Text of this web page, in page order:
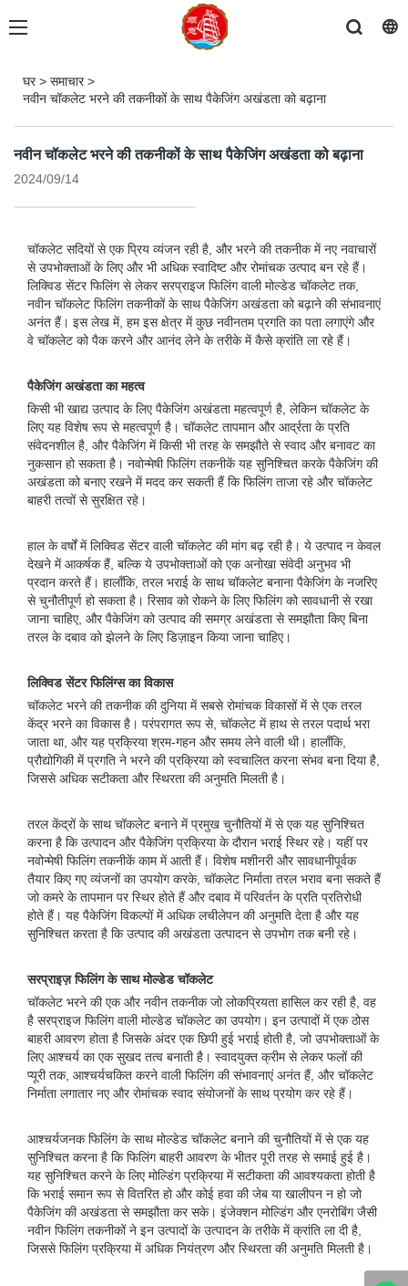
घर> समाचार>
नवीन चॉकलेट भरने की तकनीकों के साथ पैकेजिंग अखंडता को बढ़ाना
नवीन चॉकलेट भरने की तकनीकों के साथ पैकेजिंग अखंडता को बढ़ाना
2024/09/14
चॉकलेट सदियों से एक प्रिय व्यंजन रही है, और भरने की तकनीक में नए नवाचारों
से उपभोक्ताओं के लिए और भी अधिक स्वादिष्ट और रोमांचक उत्पाद बन रहे हैं।
लिक्विड सेंटर फिलिंग से लेकर सरप्राइज फिलिंग वाली मोल्डेड चॉकलेट तक,
नवीन चॉकलेट फिलिंग तकनीकों के साथ पैकेजिंग अखंडता को बढ़ाने की संभावनाएं
अनंत हैं। इस लेख में, हम इस क्षेत्र में कुछ नवीनतम प्रगति का पता लगाएंगे और
वे चॉकलेट को पैक करने और आनंद लेने के तरीके में कैसे क्रांति ला रहे हैं।
पैकेजिंग अखंडता का महत्व
किसी भी खाद्य उत्पाद के लिए पैकेजिंग अखंडता महत्वपूर्ण है, लेकिन चॉकलेट के
लिए यह विशेष रूप से महत्वपूर्ण है। चॉकलेट तापमान और आर्द्रता के प्रति
संवेदनशील है, और पैकेजिंग में किसी भी तरह के समझौते से स्वाद और बनावट का
नुकसान हो सकता है। नवोन्मेषी फिलिंग तकनीकें यह सुनिश्चित करके पैकेजिंग की
अखंडता को बनाए रखने में मदद कर सकती हैं कि फिलिंग ताजा रहे और चॉकलेट
बाहरी तत्वों से सुरक्षित रहे।
हाल के वर्षों में लिक्विड सेंटर वाली चॉकलेट की मांग बढ़ रही है। ये उत्पाद न केवल
देखने में आकर्षक हैं, बल्कि ये उपभोक्ताओं को एक अनोखा संवेदी अनुभव भी
प्रदान करते हैं। हालाँकि, तरल भराई के साथ चॉकलेट बनाना पैकेजिंग के नजरिए
से चुनौतीपूर्ण हो सकता है। रिसाव को रोकने के लिए फिलिंग को सावधानी से रखा
जाना चाहिए, और पैकेजिंग को उत्पाद की समग्र अखंडता से समझौता किए बिना
तरल के दबाव को झेलने के लिए डिज़ाइन किया जाना चाहिए।
लिक्विड सेंटर फिलिंग्स का विकास
चॉकलेट भरने की तकनीक की दुनिया में सबसे रोमांचक विकासों में से एक तरल
केंद्र भरने का विकास है। परंपरागत रूप से, चॉकलेट में हाथ से तरल पदार्थ भरा
जाता था, और यह प्रक्रिया श्रम-गहन और समय लेने वाली थी। हालाँकि,
प्रौद्योगिकी में प्रगति ने भरने की प्रक्रिया को स्वचालित करना संभव बना दिया है,
जिससे अधिक सटीकता और स्थिरता की अनुमति मिलती है।
तरल केंद्रों के साथ चॉकलेट बनाने में प्रमुख चुनौतियों में से एक यह सुनिश्चित
करना है कि उत्पादन और पैकेजिंग प्रक्रिया के दौरान भराई स्थिर रहे। यहीं पर
नवोन्मेषी फिलिंग तकनीकें काम में आती हैं। विशेष मशीनरी और सावधानीपूर्वक
तैयार किए गए व्यंजनों का उपयोग करके, चॉकलेट निर्माता तरल भराव बना सकते हैं
जो कमरे के तापमान पर स्थिर होते हैं और दबाव में परिवर्तन के प्रति प्रतिरोधी
होते हैं। यह पैकेजिंग विकल्पों में अधिक लचीलेपन की अनुमति देता है और यह
सुनिश्चित करता है कि उत्पाद की अखंडता उत्पादन से उपभोग तक बनी रहे।
सरप्राइज़ फिलिंग के साथ मोल्डेड चॉकलेट
चॉकलेट भरने की एक और नवीन तकनीक जो लोकप्रियता हासिल कर रही है, वह
है सरप्राइज फिलिंग वाली मोल्डेड चॉकलेट का उपयोग। इन उत्पादों में एक ठोस
बाहरी आवरण होता है जिसके अंदर एक छिपी हुई भराई होती है, जो उपभोक्ताओं के
लिए आश्चर्य का एक सुखद तत्व बनाती है। स्वादयुक्त क्रीम से लेकर फलों की
प्यूरी तक, आश्चर्यचकित करने वाली फिलिंग की संभावनाएं अनंत हैं, और चॉकलेट
निर्माता लगातार नए और रोमांचक स्वाद संयोजनों के साथ प्रयोग कर रहे हैं।
आश्चर्यजनक फिलिंग के साथ मोल्डेड चॉकलेट बनाने की चुनौतियों में से एक यह
सुनिश्चित करना है कि फिलिंग बाहरी आवरण के भीतर पूरी तरह से समाई हुई है।
यह सुनिश्चित करने के लिए मोल्डिंग प्रक्रिया में सटीकता की आवश्यकता होती है
कि भराई समान रूप से वितरित हो और कोई हवा की जेब या खालीपन न हो जो
पैकेजिंग की अखंडता से समझौता कर सके। इंजेक्शन मोल्डिंग और एनरोबिंग जैसी
नवीन फिलिंग तकनीकों ने इन उत्पादों के उत्पादन के तरीके में क्रांति ला दी है,
जिससे फिलिंग प्रक्रिया में अधिक नियंत्रण और स्थिरता की अनुमति मिलती है।